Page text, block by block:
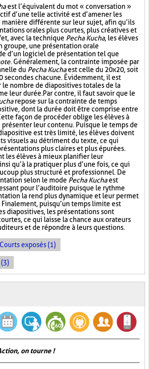
est l’équivalent du mot « conversation »
d’une telle activité est d’amener les
différente sur leur sujet, afin qu’ils
orales plus courtes, plus créatives et
avec la technique Pecha Kucha, les élèves
groupe, une présentation orale
d’un logiciel de présentation tel que
. Généralement, la contrainte imposée par
du Pecha Kuchaest celle du 20x20, soit
secondes chacune. Évidemment, il est
nombre de diapositives totales de la
leur durée. Par contre, il faut savoir que le
repose sur la contrainte de temps
dont la durée doit être comprise entre
façon de procéder oblige les élèves à
présenter leur contenu. Puisque le temps de
est très limité, les élèves doivent
visuels au détriment du texte, ce qui
plus claires et plus épurées.
les élèves à mieux planifier leur
qu’à la pratiquer plus d’une fois, ce qui
plus structuré et professionnel. De
selon le mode Pecha Kuchaest
pour l’auditoire puisque le rythme
la rend plus dynamique et leur permet
puisqu’un temps limite est
diapositives, les présentations sont
ce qui laisse la chance aux orateurs
et de répondre à leurs questions.
Courts exposés (1)
on tourne !